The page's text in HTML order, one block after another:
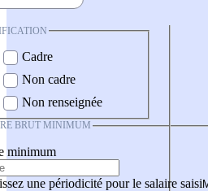
Cadre
Non cadre
Non renseignée
BRUT MINIMUM
minimum
une périodicité pour le salaire saisi